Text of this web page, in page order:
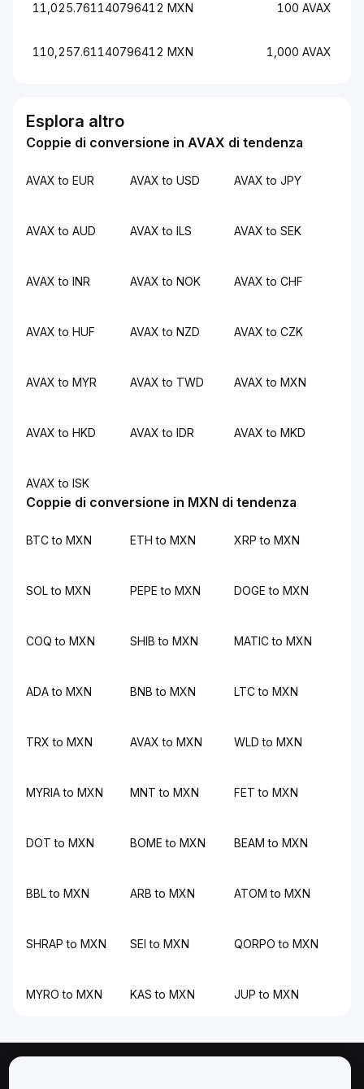
11,025.761140796412 MXN 100 AVAX
110,257.61140796412 MXN 1,000 AVAX
Esplora altro
Coppie di conversione in AVAX di tendenza
AVAX to EUR AVAX to USD AVAX to JPY
AVAX to AUD AVAX to ILS AVAX to SEK
AVAX to INR AVAX to NOK AVAX to CHF
AVAX to HUF AVAX to NZD AVAX to CZK
AVAX to MYR AVAX to TWD AVAX to MXN
AVAX to HKD AVAX to IDR AVAX to MKD
AVAX to ISK
Coppie di conversione in MXN di tendenza
BTC to MXN ETH to MXN XRP to MXN
SOL to MXN PEPE to MXN DOGE to MXN
COQ to MXN SHIB to MXN MATIC to MXN
ADA to MXN BNB to MXN LTC to MXN
TRX to MXN AVAX to MXN WLD to MXN
MYRIA to MXN MNT to MXN FET to MXN
DOT to MXN BOME to MXN BEAM to MXN
BBL to MXN ARB to MXN ATOM to MXN
SHRAP to MXN SEI to MXN QORPO to MXN
MYRO to MXN KAS to MXN JUP to MXN